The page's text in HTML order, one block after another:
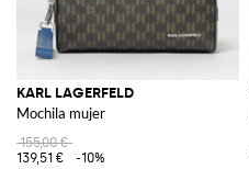
KARL LAGERFELD
Mochila mujer
155,00 €
139,51 €
-10%